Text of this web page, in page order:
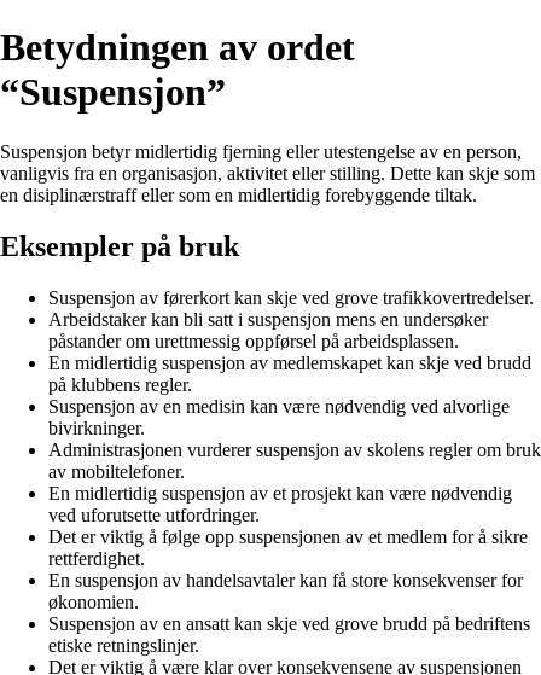
Betydningen av ordet
“Suspensjon”
Suspensjon betyr midlertidig fjerning eller utestengelse av en person,
vanligvis fra en organisasjon, aktivitet eller stilling. Dette kan skje som
en disiplinærstraff eller som en midlertidig forebyggende tiltak.
Eksempler på bruk
Suspensjon av førerkort kan skje ved grove trafikkovertredelser.
Arbeidstaker kan bli satt i suspensjon mens en undersøker
påstander om urettmessig oppførsel på arbeidsplassen.
En midlertidig suspensjon av medlemskapet kan skje ved brudd
på klubbens regler.
Suspensjon av en medisin kan være nødvendig ved alvorlige
bivirkninger.
Administrasjonen vurderer suspensjon av skolens regler om bruk
av mobiltelefoner.
En midlertidig suspensjon av et prosjekt kan være nødvendig
ved uforutsette utfordringer.
Det er viktig å følge opp suspensjonen av et medlem for å sikre
rettferdighet.
En suspensjon av handelsavtaler kan få store konsekvenser for
økonomien.
Suspensjon av en ansatt kan skje ved grove brudd på bedriftens
etiske retningslinjer.
Det er viktig å være klar over konsekvensene av suspensjonen